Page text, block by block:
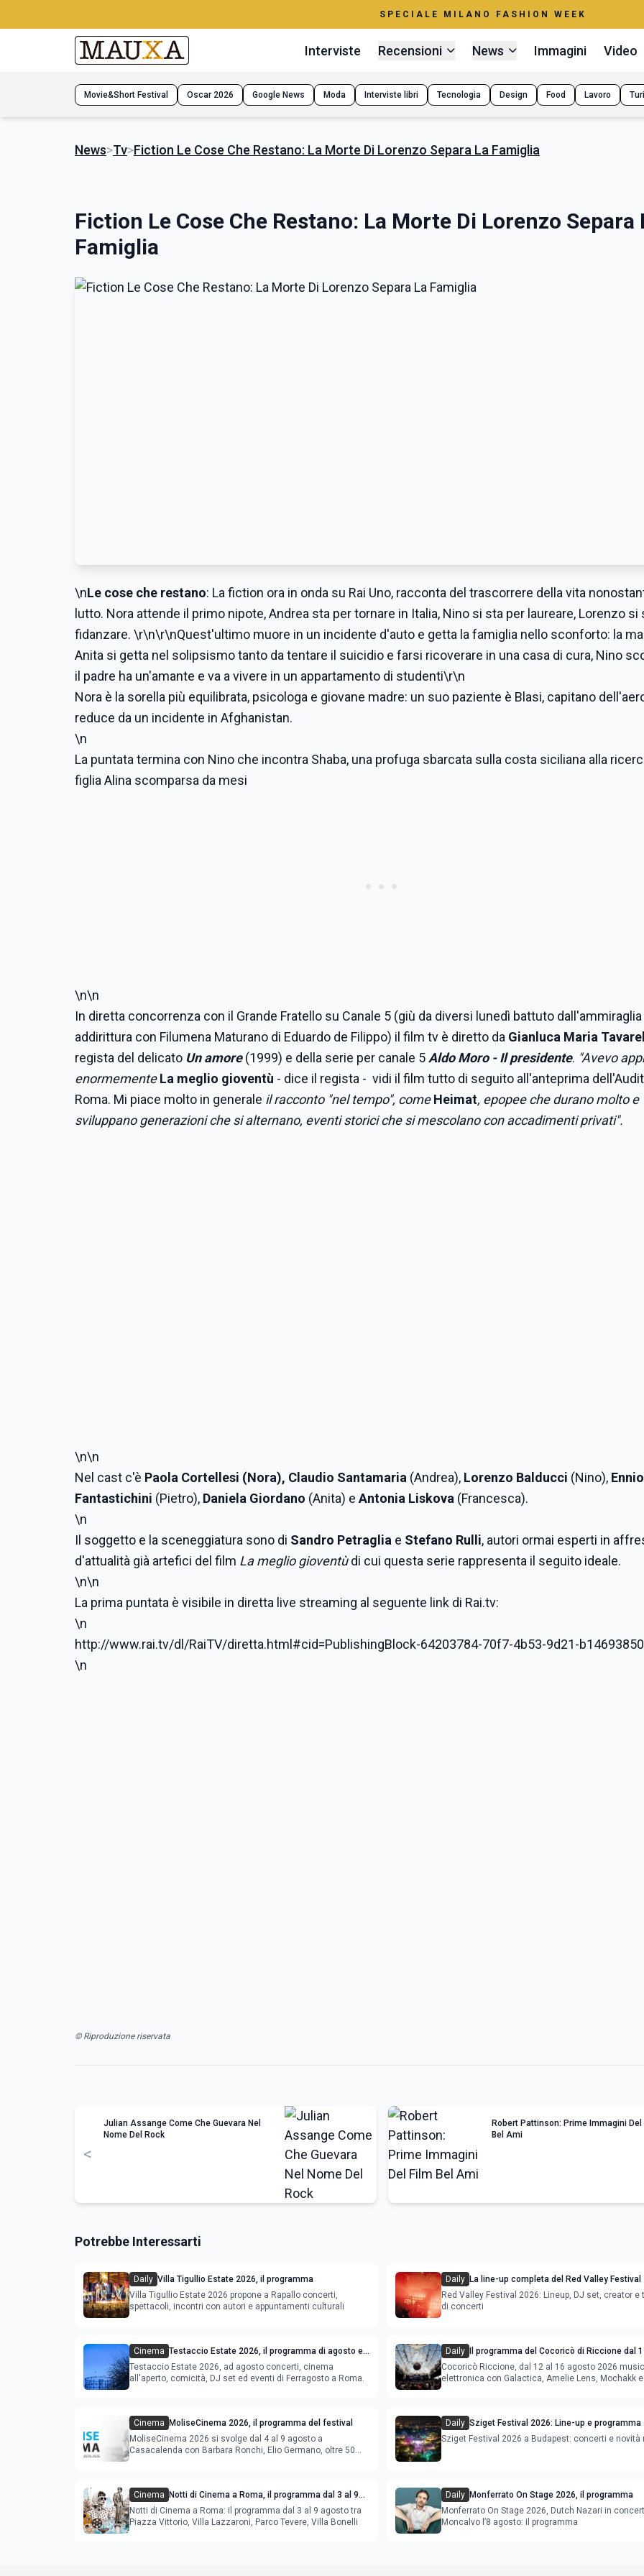
SPECIALE MILANO FASHION WEEK
Interviste Recensioni News Immagini Video
Movie&Short Festival Oscar 2026 Google News Moda Interviste libri Tecnologia Design Food Lavoro
News>Tv>Fiction Le Cose Che Restano: La Morte Di Lorenzo Separa La Famiglia
Fiction Le Cose Che Restano: La Morte Di Lorenzo Separa
Famiglia
\nLe cose che restano: La fiction ora in onda su Rai Uno, racconta del trascorrere della vita
lutto. Nora attende il primo nipote, Andrea sta per tornare in Italia, Nino si sta per laureare, Lorenzo si
fidanzare. \r\n\r\nQuest'ultimo muore in un incidente d'auto e getta la famiglia nello sconforto: la
Anita si getta nel solipsismo tanto da tentare il suicidio e farsi ricoverare in una casa di cura, Nino
il padre ha un'amante e va a vivere in un appartamento di studenti\r\n
Nora è la sorella più equilibrata, psicologa e giovane madre: un suo paziente è Blasi, capitano
reduce da un incidente in Afghanistan.
\n
La puntata termina con Nino che incontra Shaba, una profuga sbarcata sulla costa siciliana alla
figlia Alina scomparsa da mesi
\n\n
In diretta concorrenza con il Grande Fratello su Canale 5 (giù da diversi lunedì battuto dall'ammiraglia
addirittura con Filumena Maturano di Eduardo de Filippo) il film tv è diretto da Gianluca Maria
regista del delicato Un amore(1999) e della serie per canale 5 Aldo Moro - Il presidente. "Avevo
enormementeLa meglio gioventù - dice il regista - vidi il film tutto di seguito all'anteprima
Roma. Mi piace molto in generale il racconto "nel tempo", comeHeimat, epopee che durano molto e
sviluppano generazioni che si alternano, eventi storici che si mescolano con accadimenti privati".
\n\n
Nel cast c'è Paola Cortellesi (Nora), Claudio Santamaria (Andrea), Lorenzo Balducci (Nino), Ennio
Fantastichini (Pietro), Daniela Giordano (Anita) e Antonia Liskova (Francesca).
\n
Il soggetto e la sceneggiatura sono di Sandro Petraglia e Stefano Rulli, autori ormai esperti in
d'attualità già artefici del film La meglio gioventùdi cui questa serie rappresenta il seguito ideale.
\n\n
La prima puntata è visibile in diretta live streaming al seguente link di Rai.tv:
\n
http://www.rai.tv/dl/RaiTV/diretta.html#cid=PublishingBlock-64203784-70f7-4b53-9d21-
\n
© Riproduzione riservata
<
Julian Assange Come Che Guevara Nel
Nome Del Rock
Robert Pattinson: Prime Immagini Del
Bel Ami
Potrebbe Interessarti
Daily Villa Tigullio Estate 2026, il programma
Villa Tigullio Estate 2026 propone a Rapallo concerti,
spettacoli, incontri con autori e appuntamenti culturali
Daily La line-up completa del Red Valley Festival
Red Valley Festival 2026: Lineup, DJ set, creator e
di concerti
Cinema Testaccio Estate 2026, il programma di agosto e
Ferragosto
Testaccio Estate 2026, ad agosto concerti, cinema
all'aperto, comicità, DJ set ed eventi di Ferragosto a Roma.
Daily Il programma del Cocoricò di Riccione dal
agosto 2026
Cocoricò Riccione, dal 12 al 16 agosto 2026
elettronica con Galactica, Amelie Lens, Mochakk e
Cinema MoliseCinema 2026, il programma del festival
MoliseCinema 2026 si svolge dal 4 al 9 agosto a
Casacalenda con Barbara Ronchi, Elio Germano, oltre 50
Daily Sziget Festival 2026: Line-up e programma
Sziget Festival 2026 a Budapest: concerti e
Cinema Notti di Cinema a Roma, il programma dal 3 al 9
agosto
Notti di Cinema a Roma: il programma dal 3 al 9 agosto tra
Piazza Vittorio, Villa Lazzaroni, Parco Tevere, Villa Bonelli
Daily Monferrato On Stage 2026, il programma
Monferrato On Stage 2026, Dutch Nazari in
Moncalvo l’8 agosto: il programma